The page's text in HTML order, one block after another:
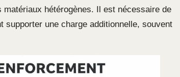
hétérogènes. Il est nécessaire de
une charge additionnelle, souvent